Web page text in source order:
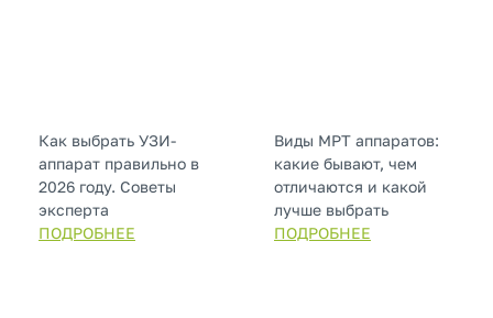
Как выбрать УЗИ-
аппарат правильно в
2026 году. Советы
эксперта
ПОДРОБНЕЕ
Виды МРТ аппаратов:
какие бывают, чем
отличаются и какой
лучше выбрать
ПОДРОБНЕЕ